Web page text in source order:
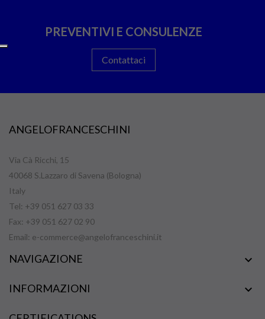
PREVENTIVI E CONSULENZE
Contattaci
ANGELOFRANCESCHINI
Via Cà Ricchi, 15
40068 S.Lazzaro di Savena (Bologna)
Italy
Tel: +39 051 627 03 33
Fax: +39 051 627 02 90
Email: e-commerce@angelofranceschini.it
NAVIGAZIONE 
INFORMAZIONI 